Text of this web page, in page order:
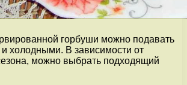
горбуши можно подавать
и холодными. В зависимости от
можно выбрать подходящий